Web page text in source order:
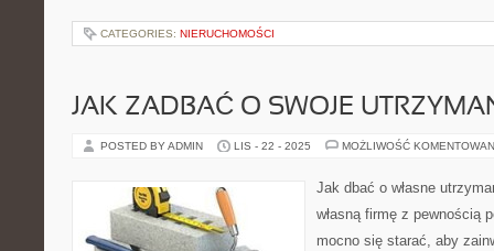
CATEGORIES: NIERUCHOMOŚCI
JAK ZADBAĆ O SWOJE
POSTED BY ADMIN LIS - 22 - 2025 MOŻLIWOŚĆ
Jak dbać o własne
własną firmę z pewnością
mocno się starać, aby